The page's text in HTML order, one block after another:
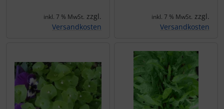
inkl. 7 % MwSt. zzgl.
Versandkosten
inkl. 7 % MwSt. zzgl.
Versandkosten